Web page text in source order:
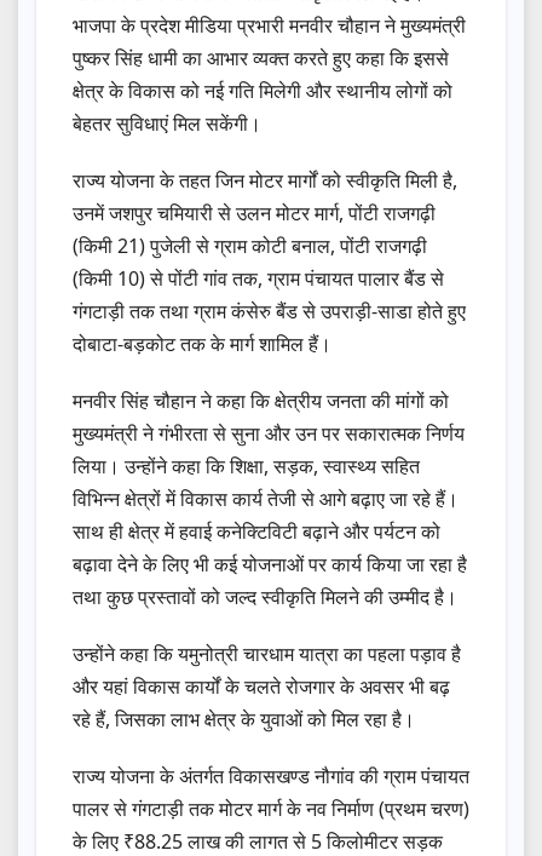
भाजपा के प्रदेश मीडिया प्रभारी मनवीर चौहान ने मुख्यमंत्री
पुष्कर सिंह धामी का आभार व्यक्त करते हुए कहा कि इससे
क्षेत्र के विकास को नई गति मिलेगी और स्थानीय लोगों को
बेहतर सुविधाएं मिल सकेंगी।
राज्य योजना के तहत जिन मोटर मार्गों को स्वीकृति मिली है,
उनमें जशपुर चमियारी से उलन मोटर मार्ग, पोंटी राजगढ़ी
(किमी 21) पुजेली से ग्राम कोटी बनाल, पोंटी राजगढ़ी
(किमी 10) से पोंटी गांव तक, ग्राम पंचायत पालार बैंड से
गंगटाड़ी तक तथा ग्राम कंसेरु बैंड से उपराड़ी-साडा होते हुए
दोबाटा-बड़कोट तक के मार्ग शामिल हैं।
मनवीर सिंह चौहान ने कहा कि क्षेत्रीय जनता की मांगों को
मुख्यमंत्री ने गंभीरता से सुना और उन पर सकारात्मक निर्णय
लिया। उन्होंने कहा कि शिक्षा, सड़क, स्वास्थ्य सहित
विभिन्न क्षेत्रों में विकास कार्य तेजी से आगे बढ़ाए जा रहे हैं।
साथ ही क्षेत्र में हवाई कनेक्टिविटी बढ़ाने और पर्यटन को
बढ़ावा देने के लिए भी कई योजनाओं पर कार्य किया जा रहा है
तथा कुछ प्रस्तावों को जल्द स्वीकृति मिलने की उम्मीद है।
उन्होंने कहा कि यमुनोत्री चारधाम यात्रा का पहला पड़ाव है
और यहां विकास कार्यों के चलते रोजगार के अवसर भी बढ़
रहे हैं, जिसका लाभ क्षेत्र के युवाओं को मिल रहा है।
राज्य योजना के अंतर्गत विकासखण्ड नौगांव की ग्राम पंचायत
पालर से गंगटाड़ी तक मोटर मार्ग के नव निर्माण (प्रथम चरण)
के लिए ₹88.25 लाख की लागत से 5 किलोमीटर सड़क